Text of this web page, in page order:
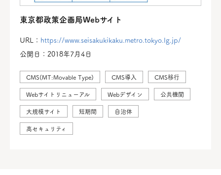
東京都政策企画局Webサイト
URL： https://www.seisakukikaku.metro.tokyo.lg.jp/
公開日：2018年7月4日
CMS(MT:Movable Type) CMS導入 CMS移行
Webサイトリニューアル Webデザイン 公共機関
大規模サイト 短期間 自治体
高セキュリティ